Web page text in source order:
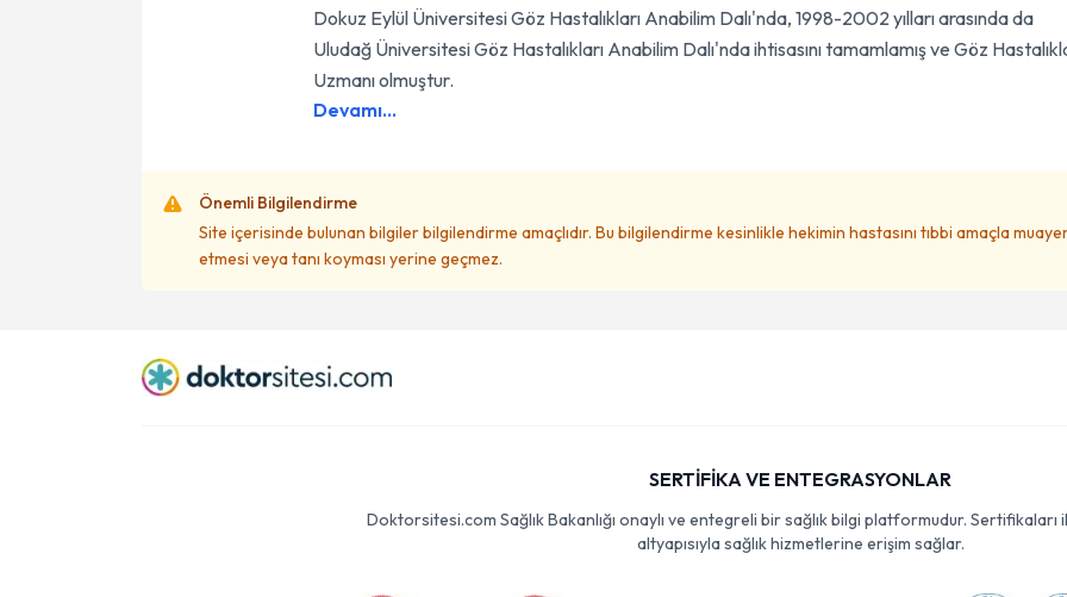
Dokuz Eylül Üniversitesi Göz Hastalıkları Anabilim Dalı'nda, 1998-2002 yılları arasında da
Uludağ Üniversitesi Göz Hastalıkları Anabilim Dalı'nda ihtisasını tamamlamış ve Göz
Uzmanı olmuştur.
Devamı...
Önemli Bilgilendirme
Site içerisinde bulunan bilgiler bilgilendirme amaçlıdır. Bu bilgilendirme kesinlikle hekimin hastasını tıbbi amaçla
etmesi veya tanı koyması yerine geçmez.
SERTİFİKA VE ENTEGRASYONLAR
Doktorsitesi.com Sağlık Bakanlığı onaylı ve entegreli bir sağlık bilgi platformudur.
altyapısıyla sağlık hizmetlerine erişim sağlar.